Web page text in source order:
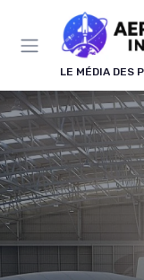
LE MÉDIA DES
Panneau de gestion